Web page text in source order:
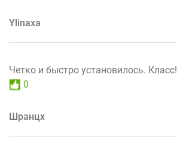
Ylinaxa
Четко и быстро установилось. Класс!
0
Шранцх